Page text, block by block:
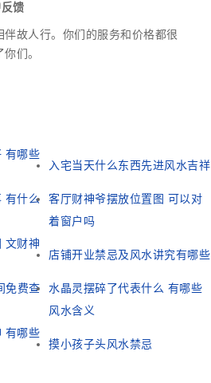
馈
故人行。你们的服务和价格都很
们。
有哪些
入宅当天什么东西先进风水吉祥
有什么
客厅财神爷摆放位置图 可以对
着窗户吗
文财神
店铺开业禁忌及风水讲究有哪些
免费查
水晶灵摆碎了代表什么 有哪些
风水含义
有哪些
摸小孩子头风水禁忌